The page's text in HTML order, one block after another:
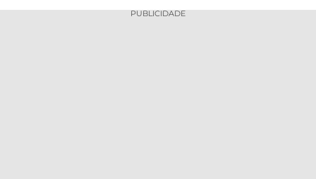
PUBLICIDADE